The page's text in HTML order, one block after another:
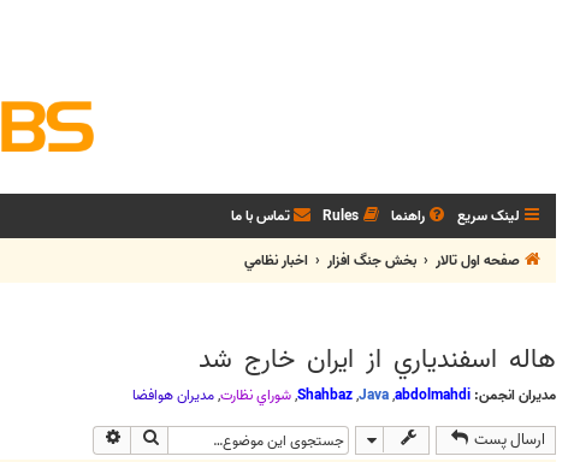
لینک سریع راهنما Rules تماس با ما
صفحه اول تالار
بخش جنگ افزار اخبار نظامي
هاله اسفندياري از ايران خارج شد
مدیران انجمن: abdolmahdi
,
Java
,
Shahbaz
,شوراي نظارت,مديران هوافضا
ارسال پست جستجو